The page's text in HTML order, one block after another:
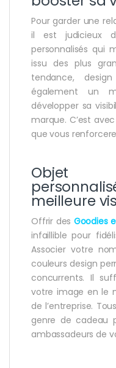
Pour garder une
il est judicieux
personnalisés qui
issu des plus
tendance,
également un
développer sa
marque. C’est
que vous
Objet
meilleure
Offrir des Goodies
infaillible pour
Associer votre
couleurs design
concurrents. Il
votre image en le
de l’entreprise.
genre de cadeau
ambassadeurs de